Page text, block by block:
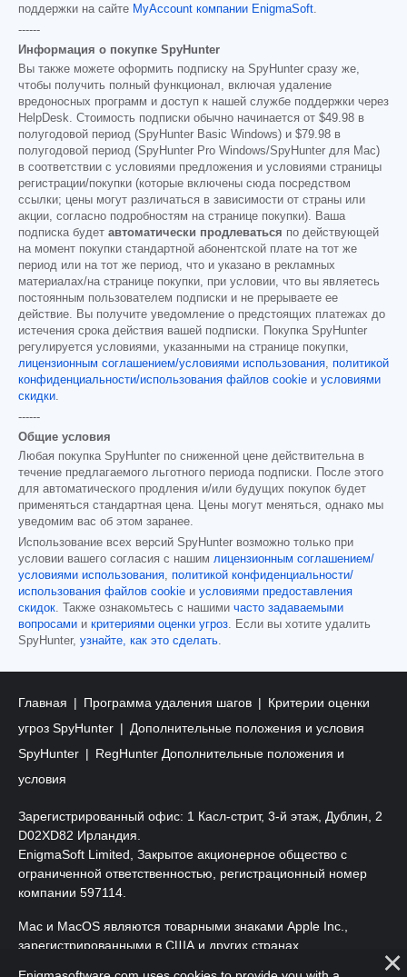
поддержки на сайте MyAccount компании EnigmaSoft
------
Информация о покупке SpyHunter
Вы также можете оформить подписку на SpyHunter сразу же,
чтобы получить полный функционал, включая удаление
вредоносных программ и доступ к нашей службе поддержки через
HelpDesk. Стоимость подписки обычно начинается от $49.98 в
полугодовой период (SpyHunter Basic Windows) и $79.98 в
полугодовой период (SpyHunter Pro Windows/SpyHunter для Mac)
в соответствии с условиями предложения и условиями страницы
регистрации/покупки (которые включены сюда посредством
ссылки; цены могут различаться в зависимости от страны или
акции, согласно подробностям на странице покупки). Ваша
подписка будет автоматически продлеваться по действующей
на момент покупки стандартной абонентской плате на тот же
период или на тот же период, что и указано в рекламных
материалах/на странице покупки, при условии, что вы являетесь
постоянным пользователем подписки и не прерываете ее
действие. Вы получите уведомление о предстоящих платежах до
истечения срока действия вашей подписки. Покупка SpyHunter
регулируется условиями, указанными на странице покупки,
лицензионным соглашением/условиями использования
политикой
конфиденциальности/использования файлов cookie и условиями
скидки
------
Общие условия
Любая покупка SpyHunter по сниженной цене действительна в
течение предлагаемого льготного периода подписки. После этого
для автоматического продления и/или будущих покупок будет
применяться стандартная цена. Цены могут меняться, однако мы
уведомим вас об этом заранее.
Использование всех версий SpyHunter возможно только при
условии вашего согласия с нашим лицензионным соглашением/
условиями использования
политикой конфиденциальности/
использования файлов cookie и условиями предоставления
скидок . Также ознакомьтесь с нашими часто задаваемыми
вопросами и критериями оценки угроз . Если вы хотите удалить
SpyHunter, узнайте, как это сделать
Главная Программа удаления шагов
Критерии оценки
угроз SpyHunter
Дополнительные положения и условия
SpyHunter
RegHunter Дополнительные положения и
условия
Зарегистрированный офис: 1 Касл-стрит, 3-й этаж, Дублин, 2
D02XD82 Ирландия.
EnigmaSoft Limited, Закрытое акционерное общество с
ограниченной ответственностью, регистрационный номер
компании 597114.
Mac и MacOS являются товарными знаками Apple Inc.,
зарегистрированными в США и других странах.